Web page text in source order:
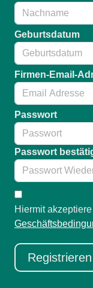
Geburtsdatum
Firmen-Email-
Passwort
Passwort
Hiermit